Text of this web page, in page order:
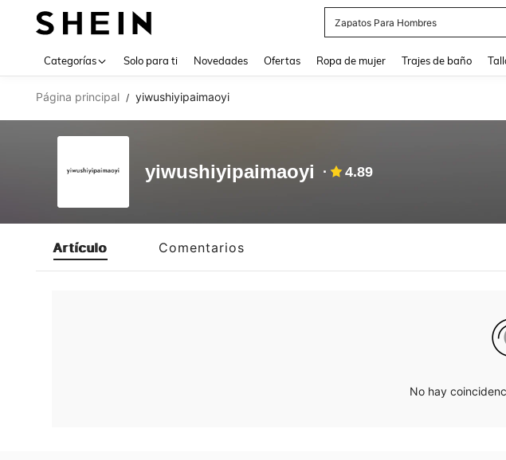
Zapatos Para Hombres
Categorías Solo para ti Novedades Ofertas Ropa de mujer Trajes de baño
Página principal / yiwushiyipaimaoyi
yiwushiyipaimaoyi 4.89
Artículo Comentarios
No hay